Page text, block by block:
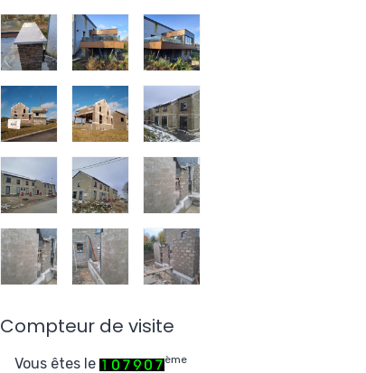
Compteur de visite
Vous êtes le ème